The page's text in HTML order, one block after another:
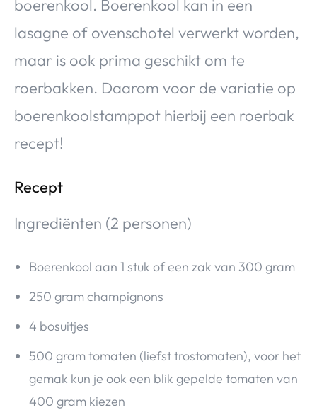
boerenkool. Boerenkool kan in een
lasagne of ovenschotel verwerkt worden,
maar is ook prima geschikt om te
roerbakken. Daarom voor de variatie op
boerenkoolstamppot hierbij een roerbak
recept!
Recept
Ingrediënten (2 personen)
Boerenkool aan 1 stuk of een zak van 300 gram
250 gram champignons
4 bosuitjes
500 gram tomaten (liefst trostomaten), voor het
gemak kun je ook een blik gepelde tomaten van
400 gram kiezen